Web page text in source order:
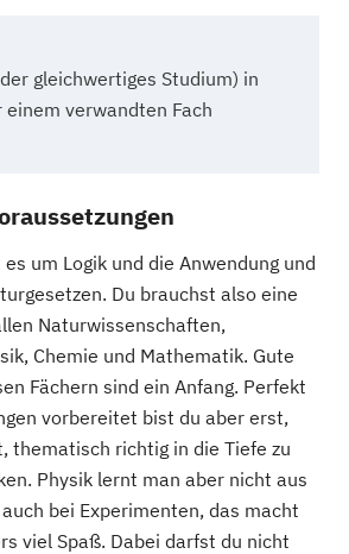
gleichwertiges Studium) in
einem verwandten Fach
um Logik und die Anwendung und
Du brauchst also eine
Naturwissenschaften,
Chemie und Mathematik. Gute
Fächern sind ein Anfang. Perfekt
vorbereitet bist du aber erst,
thematisch richtig in die Tiefe zu
Physik lernt man aber nicht aus
bei Experimenten, das macht
viel Spaß. Dabei darfst du nicht